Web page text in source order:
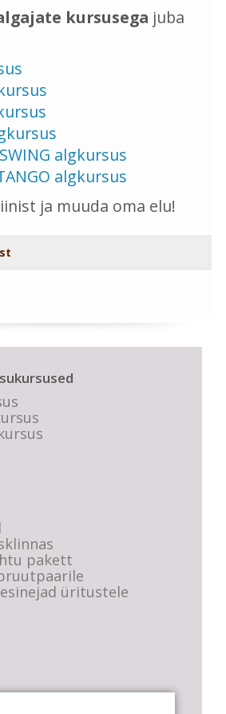
kursusega juba
algkursus
algkursus
ja muuda oma elu!
pakett
üritustele